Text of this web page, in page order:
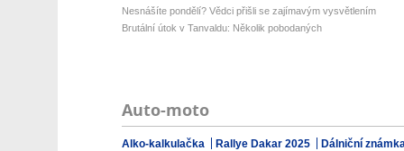
Nesnášíte pondělí? Vědci přišli se zajímavým vysvětlením
Brutální útok v Tanvaldu: Několik pobodaných
Auto-moto
Alko-kalkulačka Rallye Dakar 2025 Dálniční